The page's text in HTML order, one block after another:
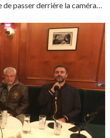
de passer derrière la caméra…